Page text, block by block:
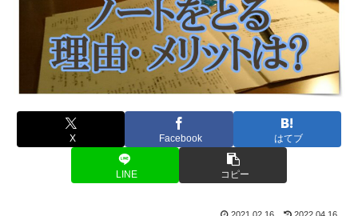
X Facebook はてブ
LINE コピー